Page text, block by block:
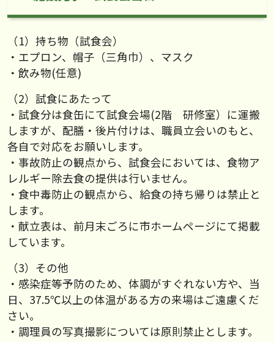
（1）持ち物（試食会）
・エプロン、帽子（三角巾）、マスク
・飲み物(任意)
（2）試食にあたって
・試食分は食缶にて試食会場(2階 研修室）に運搬
しますが、配膳・後片付けは、職員立会いのもと、
各自で対応をお願いします。
・事故防止の観点から、試食会においては、食物ア
レルギー除去食の提供は行いません。
・食中毒防止の観点から、給食の持ち帰りは禁止と
します。
・献立表は、前月末ごろに市ホームページにて掲載
しています。
（3）その他
・感染症等予防のため、体調がすぐれない方や、当
日、37.5℃以上の体温がある方の来場はご遠慮くだ
さい。
・調理員の写真撮影については原則禁止とします。